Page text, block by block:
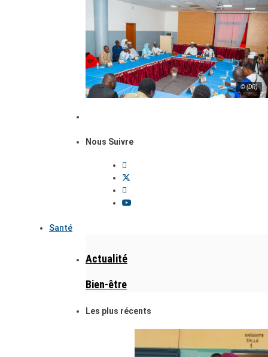
© (DR)
Nous Suivre
Santé
Actualité
Bien-être
Les plus récents